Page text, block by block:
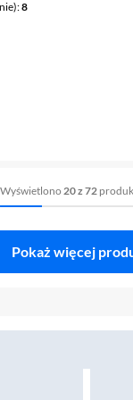
8
Wyświetlono 20 z 72
Pokaż więcej